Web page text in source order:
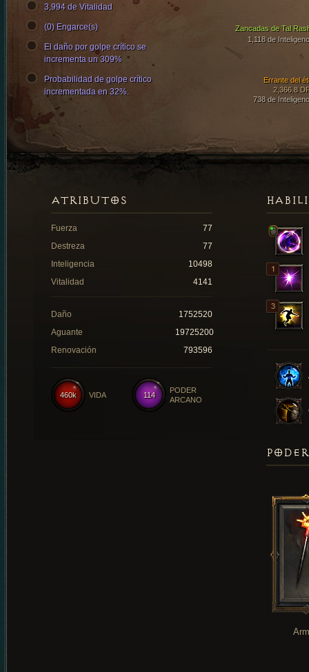
Zancadas de Tal
1,118 de
Errante del
2,366.8
738 de
3,994 de Vitalidad
(0) Engarce(s)
El daño por golpe crítico se
incrementa un 309%
Probabilidad de golpe crítico
incrementada en 32%.
ATRIBUTOS
Fuerza
77
Destreza
77
Inteligencia
10498
Vitalidad
4141
Daño
1752520
Aguante
19725200
Renovación
793596
114
PODER
ARCANO
460k VIDA